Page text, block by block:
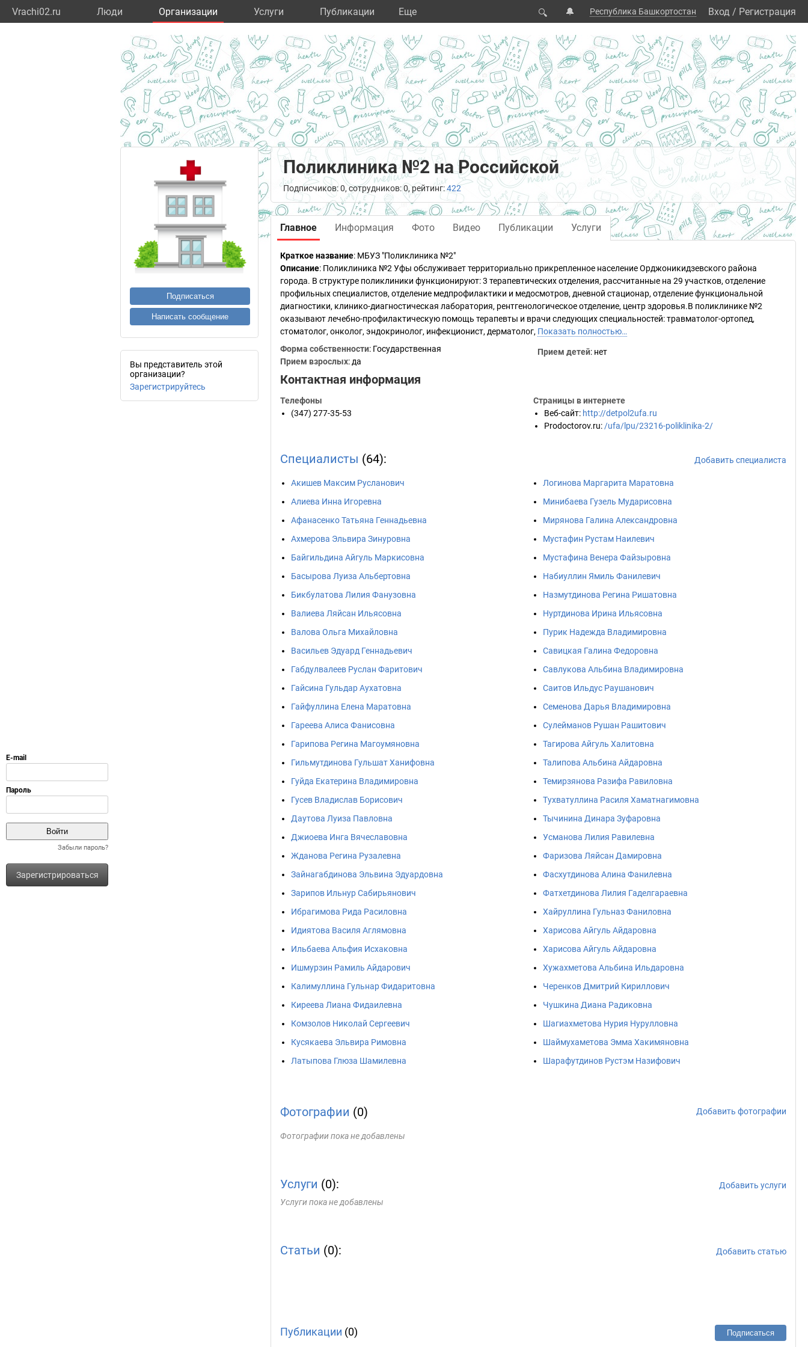
Vrachi02.ru Люди Организации Услуги Публикации Eще 🔍 🔔 Республика Башкортостан Вход / Регистрация
Забыли пароль?
Зарегистрироваться
Подписаться
Написать сообщение
Вы представитель этой
организации?
Зарегистрируйтесь
Поликлиника №2 на Российской
Подписчиков: 0, сотрудников: 0, рейтинг:422
Главное Информация Фото Видео Публикации Услуги
Краткое название: МБУЗ "Поликлиника №2"
Описание: Поликлиника №2 Уфы обслуживает территориально прикрепленное население Орджоникидзевского района
города. В структуре поликлиники функционируют: 3 терапевтических отделения, рассчитанные на 29 участков, отделение
профильных специалистов, отделение медпрофилактики и медосмотров, дневной стационар, отделение функциональной
диагностики, клинико-диагностическая лаборатория, рентгенологическое отделение, центр здоровья.В поликлинике №2
оказывают лечебно-профилактическую помощь терапевты и врачи следующих специальностей: травматолог-ортопед,
стоматолог, онколог, эндокринолог, инфекционист, дерматолог, Показать полностью…
Форма собственности: Государственная
Прием взрослых: да
Прием детей: нет
Контактная информация
Телефоны
(347) 277-35-53
Страницы в интернете
Веб-сайт: http://detpol2ufa.ru
Prodoctorov.ru: /ufa/lpu/23216-poliklinika-2/
Специалисты (64): Добавить специалиста
Акишев Максим Русланович
Алиева Инна Игоревна
Афанасенко Татьяна Геннадьевна
Ахмерова Эльвира Зинуровна
Байгильдина Айгуль Маркисовна
Басырова Луиза Альбертовна
Бикбулатова Лилия Фанузовна
Валиева Ляйсан Ильясовна
Валова Ольга Михайловна
Васильев Эдуард Геннадьевич
Габдулвалеев Руслан Фаритович
Гайсина Гульдар Аухатовна
Гайфуллина Елена Маратовна
Гареева Алиса Фанисовна
Гарипова Регина Магоумяновна
Гильмутдинова Гульшат Ханифовна
Гуйда Екатерина Владимировна
Гусев Владислав Борисович
Даутова Луиза Павловна
Джиоева Инга Вячеславовна
Жданова Регина Рузалевна
Зайнагабдинова Эльвина Эдуардовна
Зарипов Ильнур Сабирьянович
Ибрагимова Рида Расиловна
Идиятова Василя Аглямовна
Ильбаева Альфия Исхаковна
Ишмурзин Рамиль Айдарович
Калимуллина Гульнар Фидаритовна
Киреева Лиана Фидаилевна
Комзолов Николай Сергеевич
Кусякаева Эльвира Римовна
Латыпова Глюза Шамилевна
Логинова Маргарита Маратовна
Минибаева Гузель Мударисовна
Мирянова Галина Александровна
Мустафин Рустам Наилевич
Мустафина Венера Файзыровна
Набиуллин Ямиль Фанилевич
Назмутдинова Регина Ришатовна
Нуртдинова Ирина Ильясовна
Пурик Надежда Владимировна
Савицкая Галина Федоровна
Савлукова Альбина Владимировна
Саитов Ильдус Раушанович
Семенова Дарья Владимировна
Сулейманов Рушан Рашитович
Тагирова Айгуль Халитовна
Талипова Альбина Айдаровна
Темирзянова Разифа Равиловна
Тухватуллина Расиля Хаматнагимовна
Тычинина Динара Зуфаровна
Усманова Лилия Равилевна
Фаризова Ляйсан Дамировна
Фасхутдинова Алина Фанилевна
Фатхетдинова Лилия Гаделгараевна
Хайруллина Гульназ Фаниловна
Харисова Айгуль Айдаровна
Харисова Айгуль Айдаровна
Хужахметова Альбина Ильдаровна
Черенков Дмитрий Кириллович
Чушкина Диана Радиковна
Шагиахметова Нурия Нурулловна
Шаймухаметова Эмма Хакимяновна
Шарафутдинов Рустэм Назифович
Фотографии (0) Добавить фотографии
Фотографии пока не добавлены
Услуги (0):
Добавить услуги
Услуги пока не добавлены
Статьи (0): Добавить статью
Публикации (0) Подписаться